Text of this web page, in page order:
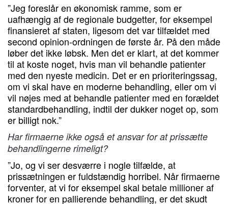
”Jeg foreslår en økonomisk ramme, som er
uafhængig af de regionale budgetter, for eksempel
finansieret af staten, ligesom det var tilfældet med
second opinion-ordningen de første år. På den måde
løber det ikke løbsk. Men det er klart, at det kommer
til at koste noget, hvis man vil behandle patienter
med den nyeste medicin. Det er en prioriteringssag,
om vi skal have en moderne behandling, eller om vi
vil nøjes med at behandle patienter med en forældet
standardbehandling, indtil der dukker noget op, som
er billigt nok.”
Har firmaerne ikke også et ansvar for at prissætte
behandlingerne rimeligt?
”Jo, og vi ser desværre i nogle tilfælde, at
prissætningen er fuldstændig horribel. Når firmaerne
forventer, at vi for eksempel skal betale millioner af
kroner for en pallierende behandling, er det skudt